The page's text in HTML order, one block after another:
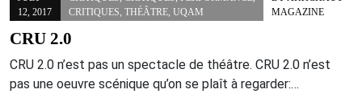
12, 2017
CRITIQUES THÉÂTRE, UQAM
MAGAZINE
CRU 2.0
CRU 2.0 n’est pas un spectacle de théâtre. CRU 2.0 n’est
pas une oeuvre scénique qu’on se plaît à regarder:…